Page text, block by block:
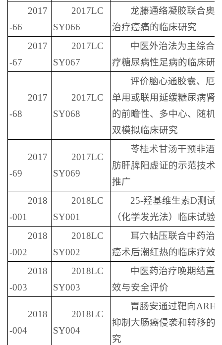
2017
-66
2017LC
SY066
龙藤通络凝胶联合奥
治疗癌痛的临床研究
2017
-67
2017LC
SY067
中医外治法为主综合
疗糖尿病性足病的临床研
2017
-68
2017LC
SY068
评价脑心通胶囊、厄
单用或联用延缓糖尿病肾
的前瞻性、多中心、随机
双模拟临床研究
2017
-69
2017LC
SY069
苓桂术甘汤干预非酒
肪肝脾阳虚证的示范技术
推广
2018
-001
2018LC
SY001
25-羟基维生素D测试
（化学发光法）临床试验
2018
-002
2018LC
SY002
耳穴帖压联合中药治
癌术后潮红热的临床疗效
2018
-003
2018LC
SY003
中医药治疗晚期结直
效与安全评价
2018
-004
2018LC
SY004
胃肠安通过靶向
抑制大肠癌侵袭和转移的
究